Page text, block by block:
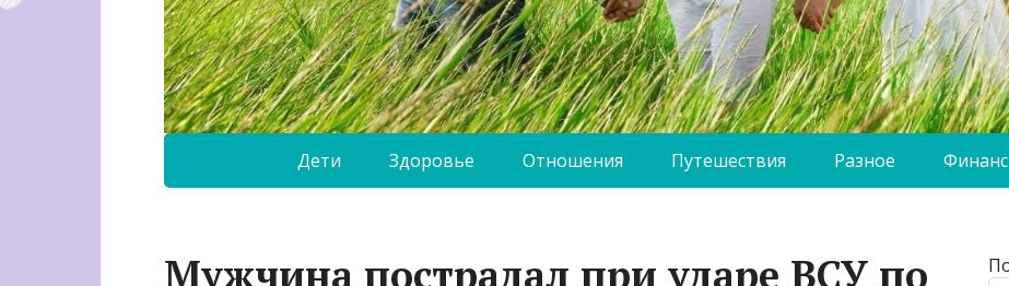
Дети Здоровье Отношения Путешествия Разное
Мужчина пострадал при ударе ВСУ по